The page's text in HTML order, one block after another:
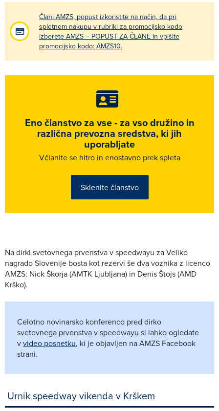
Člani AMZS, popust izkoristite na način, da pri
spletnem nakupu v rubriki za promocijsko kodo
izberete AMZS – POPUST ZA ČLANE in vpišite
promocijsko kodo: AMZS10.
Eno članstvo za vse - za vso družino in
različna prevozna sredstva, ki jih
uporabljate
Včlanite se hitro in enostavno prek spleta
Sklenite članstvo
Na dirki svetovnega prvenstva v speedwayu za Veliko
nagrado Slovenije bosta kot rezervi še dva voznika z licenco
AMZS: Nick Škorja (AMTK Ljubljana) in Denis Štojs (AMD
Krško).
Celotno novinarsko konferenco pred dirko
svetovnega prvenstva v speedwayu si lahko ogledate
vvideo posnetku, ki je objavljen na AMZS Facebook
strani.
Urnik speedway vikenda v Krškem